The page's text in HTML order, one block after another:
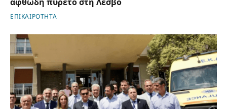
αφθώδη πυρετό στη Λέσβο
ΕΠΙΚΑΙΡΟΤΗΤΑ